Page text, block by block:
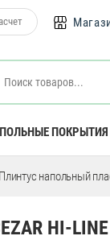
ПОКРЫТИЯ
Плинтус напольный
HI-LINE